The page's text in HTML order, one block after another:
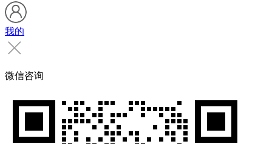
我的
微信咨询